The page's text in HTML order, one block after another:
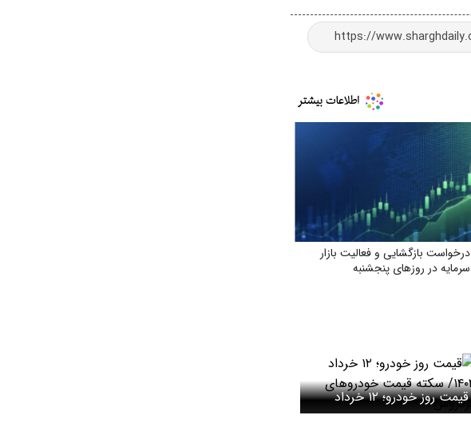
درخواست بازگشایی و فعالیت بازار
سرمایه در روزهای پنجشنبه
قیمت روز خودرو؛ ۱۲ خرداد
۱۴۰۴/ سکته قیمت خودروهای